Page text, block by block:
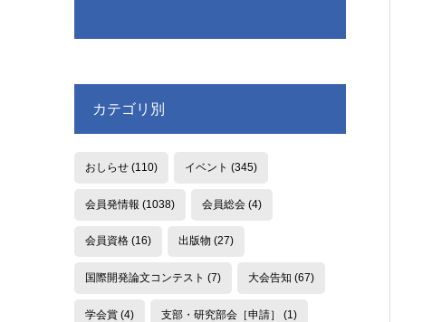
カテゴリ別
おしらせ(110) イベント (345)
会員発情報 (1038) 会員総会(4)
会員資格(16) 出版物 (27)
国際開発論文コンテスト (7) 大会告知 (67)
学会賞(4) 支部・研究部会［申請］ (1)